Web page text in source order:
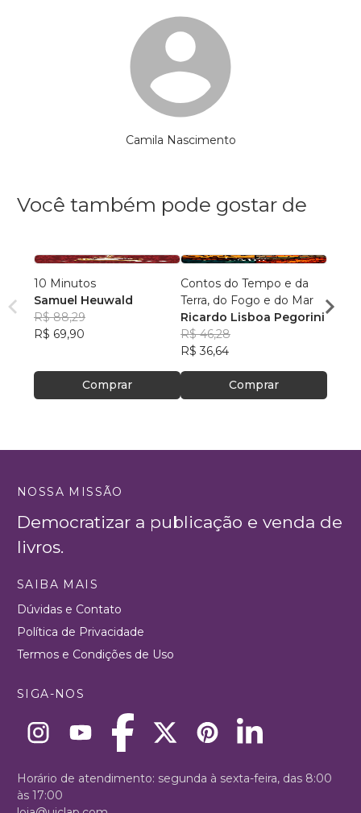
Camila Nascimento
Você também pode gostar de
10 Minutos
Samuel Heuwald
R$ 88,29
R$ 69,90
Comprar
Contos do Tempo e da
Terra, do Fogo e do Mar
Ricardo Lisboa Pegorini
R$ 46,28
R$ 36,64
Comprar
ao
NOSSA MISSÃO
Democratizar a publicação e venda de
livros.
SAIBA MAIS
Dúvidas e Contato
Política de Privacidade
Termos e Condições de Uso
SIGA-NOS
Horário de atendimento: segunda à sexta-feira, das 8:00
às 17:00